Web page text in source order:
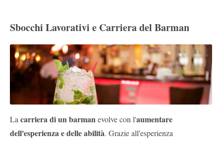
Sbocchi Lavorativi e Carriera del Barman
La carriera di un barmanevolve con l'aumentare
dell'esperienza e delle abilità. Grazie all'esperienza